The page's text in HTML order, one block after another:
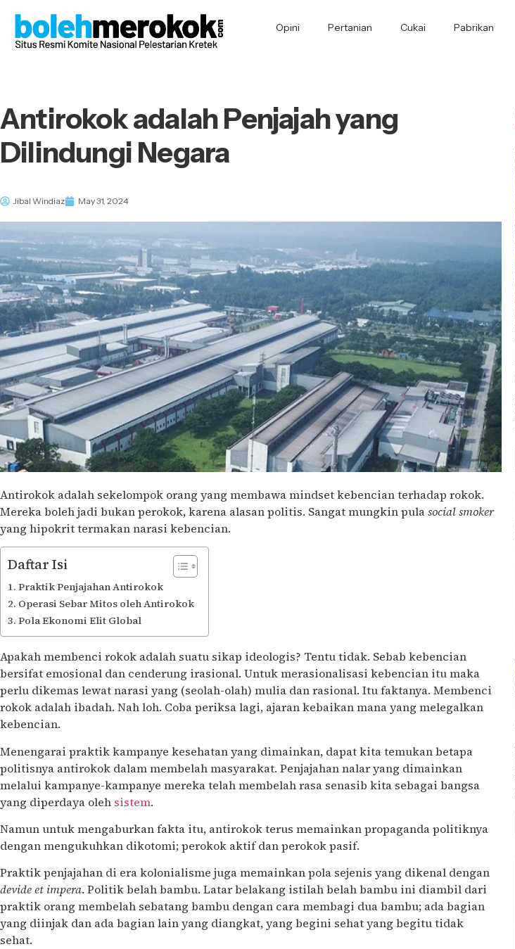
Opini Pertanian Cukai Pabrikan
Antirokok adalah Penjajah yang
Dilindungi Negara
Jibal Windiaz May 31, 2024
Antirokok adalah sekelompok orang yang membawa mindset kebencian terhadap rokok.
Mereka boleh jadi bukan perokok, karena alasan politis. Sangat mungkin pulasocial smoker
yang hipokrit termakan narasi kebencian.
Daftar Isi
Praktik Penjajahan Antirokok
Operasi Sebar Mitos oleh Antirokok
Pola Ekonomi Elit Global
Apakah membenci rokok adalah suatu sikap ideologis? Tentu tidak. Sebab kebencian
bersifat emosional dan cenderung irasional. Untuk merasionalisasi kebencian itu maka
perlu dikemas lewat narasi yang (seolah-olah) mulia dan rasional. Itu faktanya. Membenci
rokok adalah ibadah. Nah loh. Coba periksa lagi, ajaran kebaikan mana yang melegalkan
kebencian.
Menengarai praktik kampanye kesehatan yang dimainkan, dapat kita temukan betapa
politisnya antirokok dalam membelah masyarakat. Penjajahan nalar yang dimainkan
melalui kampanye-kampanye mereka telah membelah rasa senasib kita sebagai bangsa
yang diperdaya oleh sistem.
Namun untuk mengaburkan fakta itu, antirokok terus memainkan propaganda politiknya
dengan mengukuhkan dikotomi; perokok aktif dan perokok pasif.
Praktik penjajahan di era kolonialisme juga memainkan pola sejenis yang dikenal dengan
devide et impera. Politik belah bambu. Latar belakang istilah belah bambu ini diambil dari
praktik orang membelah sebatang bambu dengan cara membagi dua bambu; ada bagian
yang diinjak dan ada bagian lain yang diangkat, yang begini sehat yang begitu tidak
sehat.